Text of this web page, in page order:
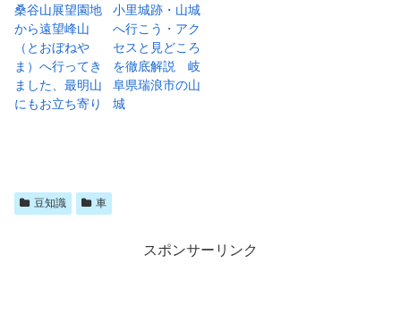
桑谷山展望園地
から遠望峰山
（とおぼねや
ま）へ行ってき
ました、最明山
にもお立ち寄り
小里城跡・山城
へ行こう・アク
セスと見どころ
を徹底解説 岐
阜県瑞浪市の山
城
豆知識 車
スポンサーリンク